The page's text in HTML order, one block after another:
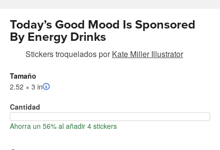
Today’s Good Mood Is Sponsored
By Energy Drinks
Stickers troqueladospor Kate Miller Illustrator
Tamaño
2.52 × 3 in
Cantidad
Ahorra un 56% al añadir 4 stickers